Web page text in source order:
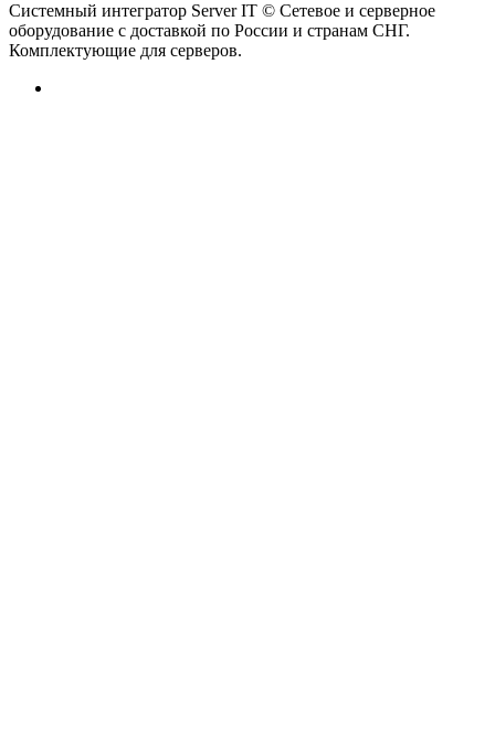
Системный интегратор Server IT © Сетевое и серверное
оборудование с доставкой по России и странам СНГ.
Комплектующие для серверов.